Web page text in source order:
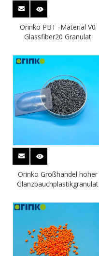
Orinko PBT -Material V0
Glassfiber20 Granulat
Orinko Großhandel hoher
Glanzbauchplastikgranulat